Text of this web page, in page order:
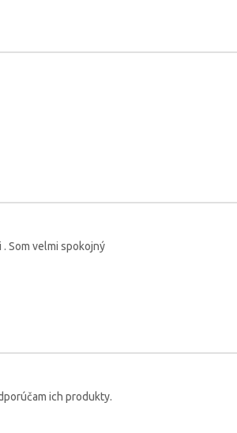
Som velmi spokojný
ich produkty.